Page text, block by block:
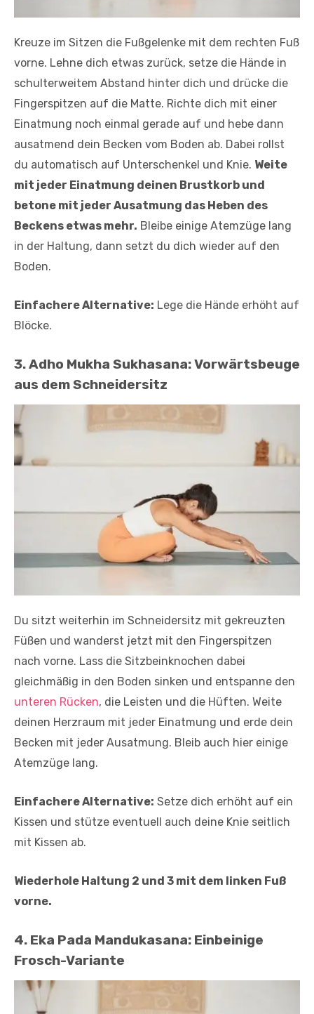
Kreuze im Sitzen die Fußgelenke mit dem rechten Fuß
vorne. Lehne dich etwas zurück, setze die Hände in
schulterweitem Abstand hinter dich und drücke die
Fingerspitzen auf die Matte. Richte dich mit einer
Einatmung noch einmal gerade auf und hebe dann
ausatmend dein Becken vom Boden ab. Dabei rollst
du automatisch auf Unterschenkel und Knie. Weite
mit jeder Einatmung deinen Brustkorb und
betone mit jeder Ausatmung das Heben des
Beckens etwas mehr. Bleibe einige Atemzüge lang
in der Haltung, dann setzt du dich wieder auf den
Boden.
Einfachere Alternative: Lege die Hände erhöht auf
Blöcke.
3. Adho Mukha Sukhasana: Vorwärtsbeuge
aus dem Schneidersitz
Du sitzt weiterhin im Schneidersitz mit gekreuzten
Füßen und wanderst jetzt mit den Fingerspitzen
nach vorne. Lass die Sitzbeinknochen dabei
gleichmäßig in den Boden sinken und entspanne den
unteren Rücken, die Leisten und die Hüften. Weite
deinen Herzraum mit jeder Einatmung und erde dein
Becken mit jeder Ausatmung. Bleib auch hier einige
Atemzüge lang.
Einfachere Alternative: Setze dich erhöht auf ein
Kissen und stütze eventuell auch deine Knie seitlich
mit Kissen ab.
Wiederhole Haltung 2 und 3 mit dem linken Fuß
vorne.
4. Eka Pada Mandukasana: Einbeinige
Frosch-Variante